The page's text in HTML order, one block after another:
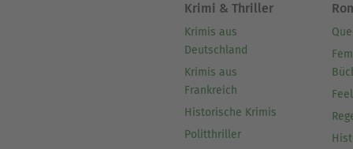
Krimi & Thriller
Krimis aus
Deutschland
Krimis aus
Frankreich
Historische Krimis
Politthriller